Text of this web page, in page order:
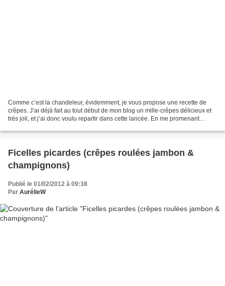
Comme c’est la chandeleur, évidemment, je vous propose une recette de
crêpes. J’ai déjà fait au tout début de mon blog un mille-crêpes délicieux et
très joli, et j’ai donc voulu repartir dans cette lancée. En me promenant
Ficelles picardes (crêpes roulées jambon &
champignons)
Publié le 01/02/2012 à 09:38
Par AurélieW